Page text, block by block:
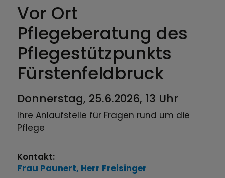
Vor Ort
Pflegeberatung des
Pflegestützpunkts
Fürstenfeldbruck
Donnerstag, 25.6.2026, 13 Uhr
Ihre Anlaufstelle für Fragen rund um die
Pflege
Kontakt:
Frau Paunert, Herr Freisinger